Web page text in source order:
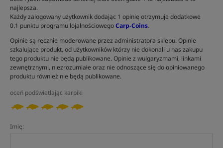
najlepsza.
Każdy zalogowany użytkownik dodając 1 opinię otrzymuje dodatkowe
0.1 punktu programu lojalnościowegoCarp-Coins.
Opinie są ręcznie moderowane przez administratora sklepu. Opinie
szkalujące produkt, od użytkowników którzy nie dokonali u nas zakupu
tego produktu nie będą publikowane. Opinie z wulgaryzmami, linkami
zewnętrznymi, niezrozumiałe oraz nie odnoszące się do opiniowanego
produktu również nie będą publikowane.
oceń podświetlając karpiki
Imię: